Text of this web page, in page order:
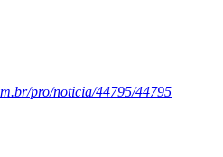
pro/noticia/44795/44795